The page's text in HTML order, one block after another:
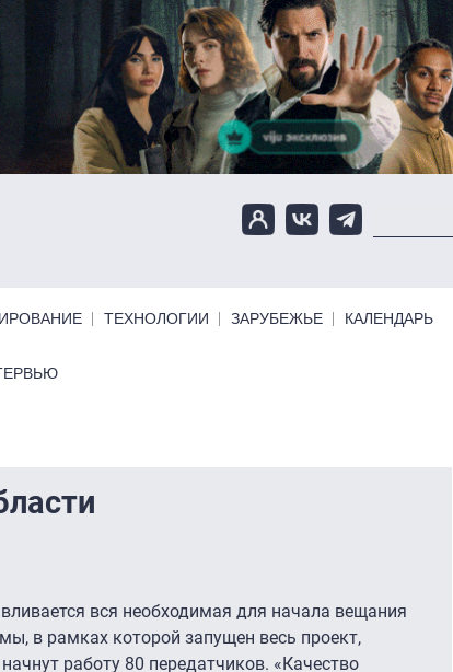
ТЕХНОЛОГИИ ЗАРУБЕЖЬЕ КАЛЕНДАРЬ
вся необходимая для начала вещания
в рамках которой запущен весь проект,
работу 80 передатчиков. «Качество